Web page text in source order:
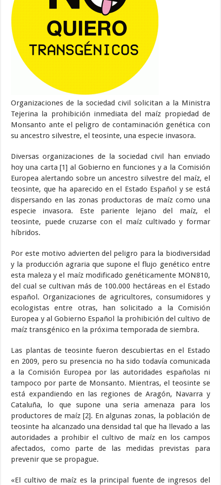
Organizaciones de la sociedad civil solicitan a la Ministra
Tejerina la prohibición inmediata del maíz propiedad de
Monsanto ante el peligro de contaminación genética con
su ancestro silvestre, el teosinte, una especie invasora.
Diversas organizaciones de la sociedad civil han enviado
hoy una carta [1] al Gobierno en funciones y a la Comisión
Europea alertando sobre un ancestro silvestre del maíz, el
teosinte, que ha aparecido en el Estado Español y se está
dispersando en las zonas productoras de maíz como una
especie invasora. Este pariente lejano del maíz, el
teosinte, puede cruzarse con el maíz cultivado y formar
híbridos.
Por este motivo advierten del peligro para la biodiversidad
y la producción agraria que supone el flujo genético entre
esta maleza y el maíz modificado genéticamente MON810,
del cual se cultivan más de 100.000 hectáreas en el Estado
español. Organizaciones de agricultores, consumidores y
ecologistas entre otras, han solicitado a la Comisión
Europea y al Gobierno Español la prohibición del cultivo de
maíz transgénico en la próxima temporada de siembra.
Las plantas de teosinte fueron descubiertas en el Estado
en 2009, pero su presencia no ha sido todavía comunicada
a la Comisión Europea por las autoridades españolas ni
tampoco por parte de Monsanto. Mientras, el teosinte se
está expandiendo en las regiones de Aragón, Navarra y
Cataluña, lo que supone una seria amenaza para los
productores de maíz [2]. En algunas zonas, la población de
teosinte ha alcanzado una densidad tal que ha llevado a las
autoridades a prohibir el cultivo de maíz en los campos
afectados, como parte de las medidas previstas para
prevenir que se propague.
«El cultivo de maíz es la principal fuente de ingresos del